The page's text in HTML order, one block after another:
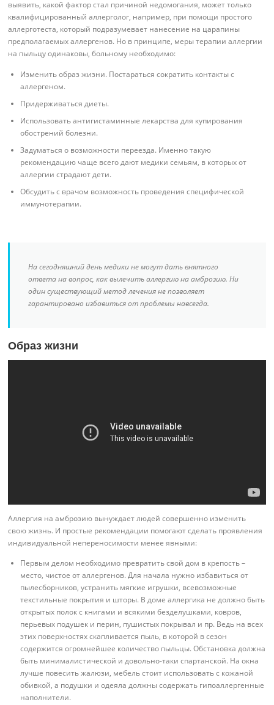
выявить, какой фактор стал причиной недомогания, может только
квалифицированный аллерголог, например, при помощи простого
аллерготеста, который подразумевает нанесение на царапины
предполагаемых аллергенов. Но в принципе, меры терапии аллергии
на пыльцу одинаковы, больному необходимо:
Изменить образ жизни. Постараться сократить контакты с
аллергеном.
Придерживаться диеты.
Использовать антигистаминные лекарства для купирования
обострений болезни.
Задуматься о возможности переезда. Именно такую
рекомендацию чаще всего дают медики семьям, в которых от
аллергии страдают дети.
Обсудить с врачом возможность проведения специфической
иммунотерапии.
На сегодняшний день медики не могут дать внятного
ответа на вопрос, как вылечить аллергию на амброзию. Ни
один существующий метод лечения не позволяет
гарантировано избавиться от проблемы навсегда.
Образ жизни
Аллергия на амброзию вынуждает людей совершенно изменить
свою жизнь. И простые рекомендации помогают сделать проявления
индивидуальной непереносимости менее явными:
Первым делом необходимо превратить свой дом в крепость –
место, чистое от аллергенов. Для начала нужно избавиться от
пылесборников, устранить мягкие игрушки, всевозможные
текстильные покрытия и шторы. В доме аллергика не должно быть
открытых полок с книгами и всякими безделушками, ковров,
перьевых подушек и перин, пушистых покрывал и пр. Ведь на всех
этих поверхностях скапливается пыль, в которой в сезон
содержится огромнейшее количество пыльцы. Обстановка должна
быть минималистической и довольно-таки спартанской. На окна
лучше повесить жалюзи, мебель стоит использовать с кожаной
обивкой, а подушки и одеяла должны содержать гипоаллергенные
наполнители.